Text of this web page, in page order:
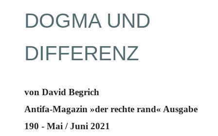
SEITEN
Home
Suche
Datenschutz
SCHWERPUNKTE
Schwerpunkte Übersicht
DOGMA UND
DIFFERENZ
von David Begrich
Antifa-Magazin »der rechte rand« Ausgabe
190 - Mai / Juni 2021